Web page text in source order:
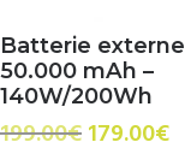
Batterie externe
50.000 mAh –
140W/200Wh
199.00€Le
179.00€Le